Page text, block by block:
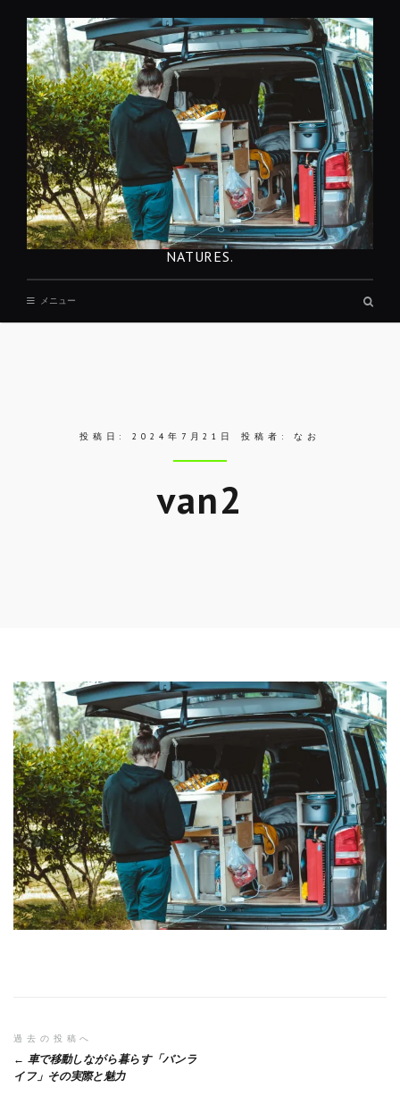
NATURES.
メニュー
投稿日:2024年7月21日 投稿者:なお
van2
投
稿
過去の投稿へ
車で移動しながら暮らす「バンラ
イフ」その実際と魅力